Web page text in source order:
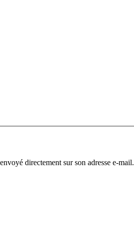
directement sur son adresse e-mail.